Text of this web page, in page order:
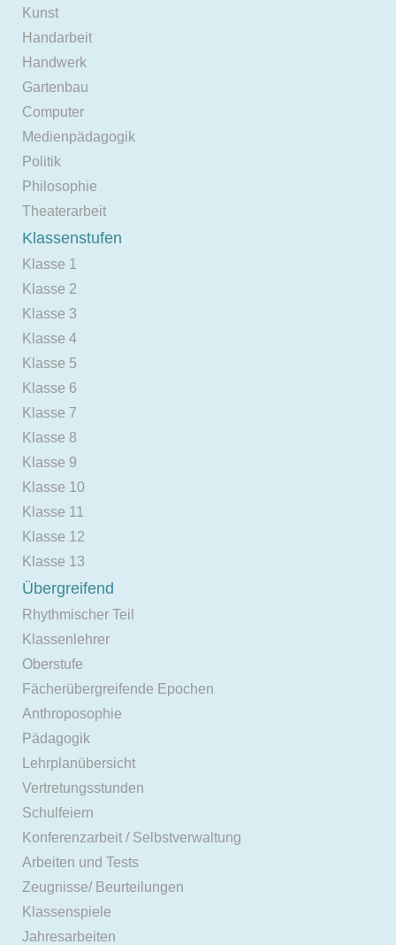
Kunst
Handarbeit
Handwerk
Gartenbau
Computer
Medienpädagogik
Politik
Philosophie
Theaterarbeit
Klassenstufen
Klasse 1
Klasse 2
Klasse 3
Klasse 4
Klasse 5
Klasse 6
Klasse 7
Klasse 8
Klasse 9
Klasse 10
Klasse 11
Klasse 12
Klasse 13
Übergreifend
Rhythmischer Teil
Klassenlehrer
Oberstufe
Fächerübergreifende Epochen
Anthroposophie
Pädagogik
Lehrplanübersicht
Vertretungsstunden
Schulfeiern
Konferenzarbeit / Selbstverwaltung
Arbeiten und Tests
Zeugnisse/ Beurteilungen
Klassenspiele
Jahresarbeiten